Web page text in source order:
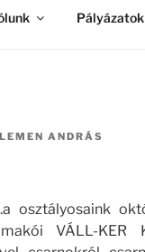
Pályázatok
ANDRÁS
osztályosaink
VÁLL-KER